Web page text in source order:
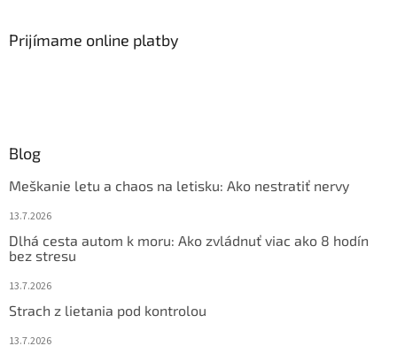
Prijímame online platby
Blog
Meškanie letu a chaos na letisku: Ako nestratiť nervy
13.7.2026
Dlhá cesta autom k moru: Ako zvládnuť viac ako 8 hodín
bez stresu
13.7.2026
Strach z lietania pod kontrolou
13.7.2026